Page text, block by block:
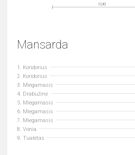
Mansarda
1. Koridorius
2. Koridorius
3. Miegamasis
4. Drabužinė
5. Miegamasis
6. Miegamasis
7. Miegamasis
8. Vonia
9. Tualetas